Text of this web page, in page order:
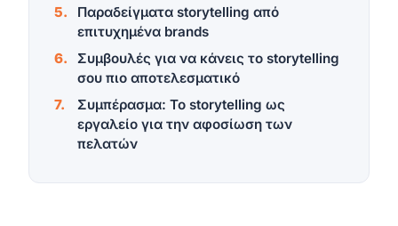
Παραδείγματα storytelling από
επιτυχημένα brands
Συμβουλές για να κάνεις το storytelling
σου πιο αποτελεσματικό
Συμπέρασμα: Το storytelling ως
εργαλείο για την αφοσίωση των
πελατών